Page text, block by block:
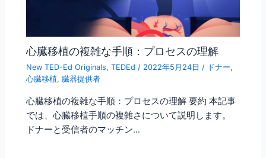
心臓移植の複雑な手順：プロセスの理解
New TED-Ed Originals,TEDEd / 2022年5月24日/ ドナー,
心臓移植, 臓器提供者
心臓移植の複雑な手順：プロセスの理解 要約 本記事
では、心臓移植手順の複雑さについて説明します。
ドナーと受信者のマッチン…